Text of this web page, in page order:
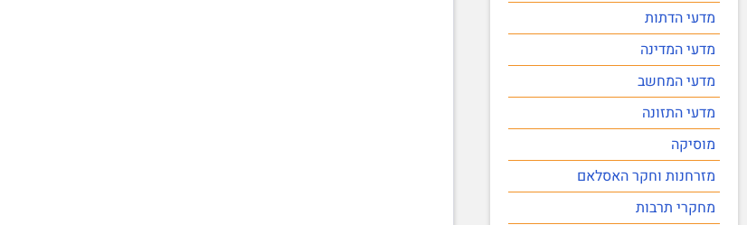
מדעי הדתות
מדעי המדינה
מדעי המחשב
מדעי התזונה
מוסיקה
מזרחנות וחקר האסלאם
מחקרי תרבות